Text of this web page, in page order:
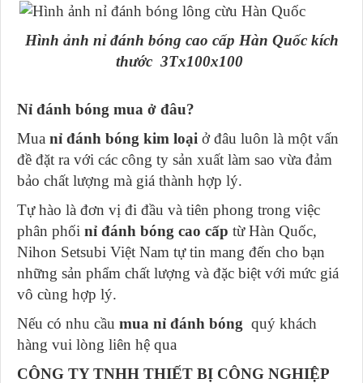
Hình ảnh nỉ đánh bóng cao cấp Hàn Quốc kích
thước 3Tx100x100
Nỉ đánh bóng mua ở đâu?
Mua nỉ đánh bóng kim loại ở đâu luôn là một vấn
đề đặt ra với các công ty sản xuất làm sao vừa đảm
bảo chất lượng mà giá thành hợp lý.
Tự hào là đơn vị đi đầu và tiên phong trong việc
phân phối nỉ đánh bóng cao cấp từ Hàn Quốc,
Nihon Setsubi Việt Nam tự tin mang đến cho bạn
những sản phẩm chất lượng và đặc biệt với mức giá
vô cùng hợp lý.
Nếu có nhu cầu mua nỉ đánh bóng quý khách
hàng vui lòng liên hệ qua
CÔNG TY TNHH THIẾT BỊ CÔNG NGHIỆP